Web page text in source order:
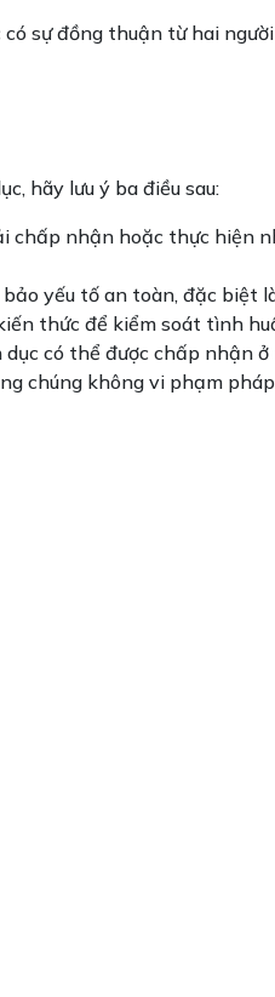
sự đồng thuận từ hai người
hãy lưu ý ba điều sau:
chấp nhận hoặc thực hiện
yếu tố an toàn, đặc biệt
thức để kiểm soát tình
có thể được chấp nhận
chúng không vi phạm